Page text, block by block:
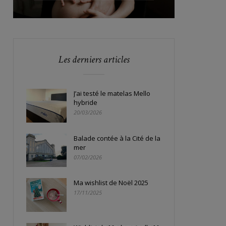
Les derniers articles
J’ai testé le matelas Mello
hybride
20/03/2026
Balade contée à la Cité de la
mer
07/02/2026
Ma wishlist de Noël 2025
17/11/2025